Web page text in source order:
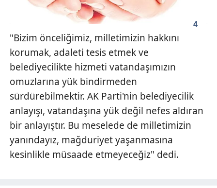
4
"Bizim önceliğimiz, milletimizin hakkını
korumak, adaleti tesis etmek ve
belediyecilikte hizmeti vatandaşımızın
omuzlarına yük bindirmeden
sürdürebilmektir. AK Parti'nin belediyecilik
anlayışı, vatandaşına yük değil nefes aldıran
bir anlayıştır. Bu meselede de milletimizin
yanındayız, mağduriyet yaşanmasına
kesinlikle müsaade etmeyeceğiz" dedi.